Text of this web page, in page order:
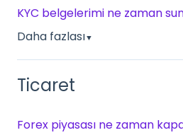
KYC belgelerimi ne zaman
Daha fazlası▼
Ticaret
Forex piyasası ne zaman